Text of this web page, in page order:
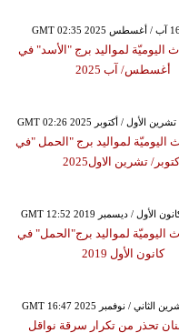
اليوميّة لمواليد برج "الأسد" في
أغسطس/ آب 2025
اليوميّة لمواليد برج "الحمل "في
تشرين الاول2025
اليوميّة لمواليد برج"الحمل" في
كانون الأول 2019
تحذر من تكرار سرقة نواقل